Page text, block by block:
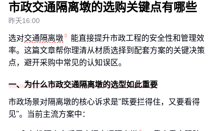
市政交通隔离墩的选购关键点有哪些
昨天16:00
选对交通隔离墩
能直接提升市政工程的安全性和管理效
率。这篇文章帮你理清从材质选择到配套方案的关键决策
点，避开采购中常见的认知误区。
一、为什么市政交通隔离墩的选型如此重要
市政场景对隔离墩的核心诉求是"既要拦得住，又要看得
见"。当前主流方案中：